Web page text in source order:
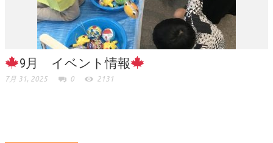
9月 イベント情報
7月 31, 2025 0 2131